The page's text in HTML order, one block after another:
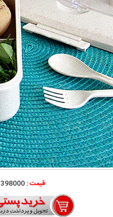
قیمت :398000 تومان